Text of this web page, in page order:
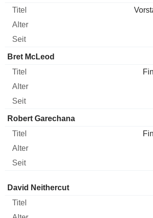
Bret McLeod
Robert Garechana
Verwaltungsratsmitglied
David Neithercut